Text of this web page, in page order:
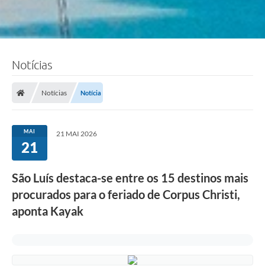
Notícias
Notícias Notícia
MAI
21
21 MAI 2026
São Luís destaca-se entre os 15 destinos mais
procurados para o feriado de Corpus Christi,
aponta Kayak